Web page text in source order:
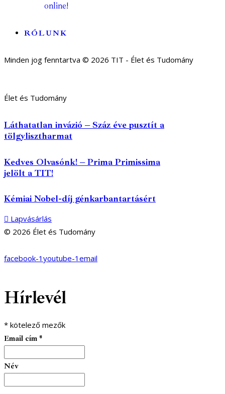
online!
RÓLUNK
Minden jog fenntartva © 2026 TIT - Élet és Tudomány
Élet és Tudomány
Láthatatlan invázió – Száz éve pusztít a
tölgylisztharmat
Kedves Olvasónk! – Prima Primissima
jelölt a TIT!
Kémiai Nobel-díj génkarbantartásért
Lapvásárlás
© 2026 Élet és Tudomány
facebook-1 youtube-1 email
Hírlevél
* kötelező mezők
Email cím *
Név